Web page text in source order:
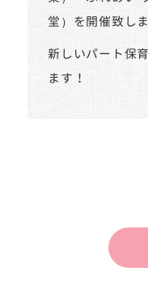
堂）を開催致し
新しいパート保
ます！